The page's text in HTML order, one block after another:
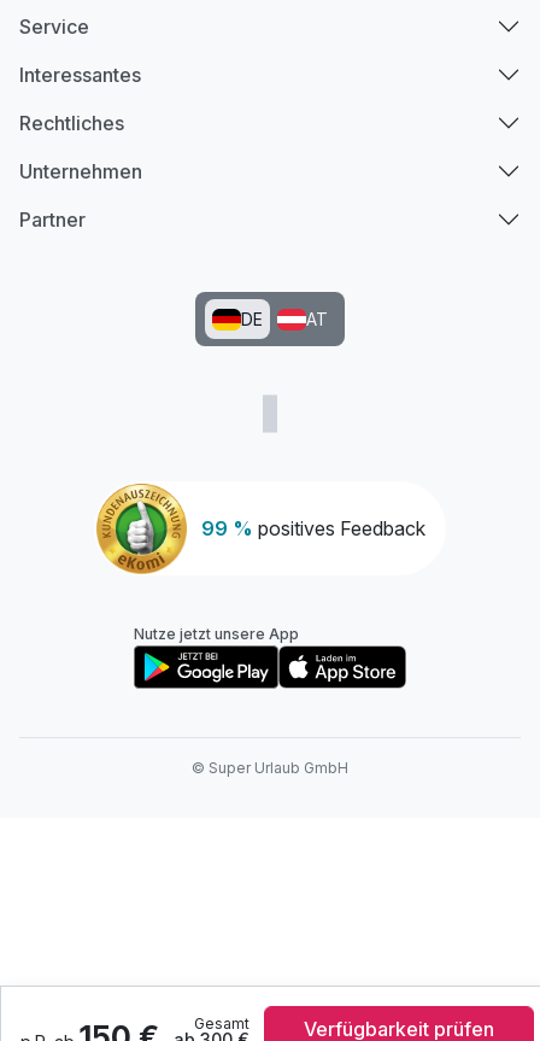
Gesamt Verfügbarkeit prüfen
99 % positives Feedback
Service
Interessantes
Rechtliches
Unternehmen
Partner
DE AT
Nutze jetzt unsere App
© Super Urlaub GmbH